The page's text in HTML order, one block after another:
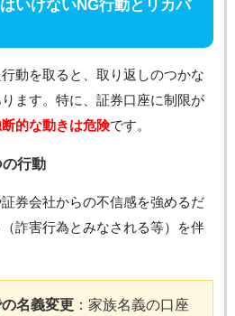
いけないNG行動とリカバ
動を取ると、取り返しのつかな
ます。特に、証券口座に制限が
的な動きは危険です。
行動
券会社からの不信感を強めるだ
詐害行為とみなされる等）を伴
名義変更：家族名義の口座